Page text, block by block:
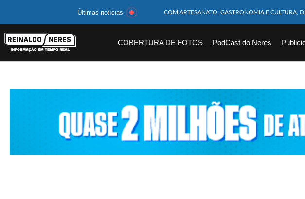
Últimas notícias
HOMEM CAI DE CACHOEIRA DE 40 METROS AO
CORPO DE JOVEM DESAPARECIDO É
COBERTURA DE FOTOS PodCast do Neres